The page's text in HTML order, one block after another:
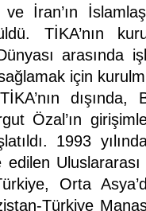
ve İran’ın
TİKA’nın
arasında
için
dışında,
Özal’ın
1993
edilen
Orta
Türkiye